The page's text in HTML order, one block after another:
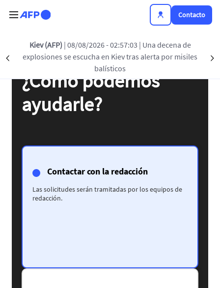
Contacto
Précédent
Kiev (AFP) | 08/08/2026 - 02:57:03 | Una decena de
explosiones se escucha en Kiev tras alerta por misiles
balísticos
¿Cómo podemos
ayudarle?
Contactar con la redacción
Las solicitudes serán tramitadas por los equipos de
redacción.